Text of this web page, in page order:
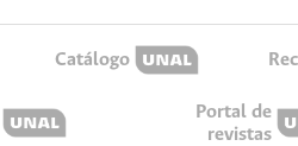
Catálogo
Portal de
revistas